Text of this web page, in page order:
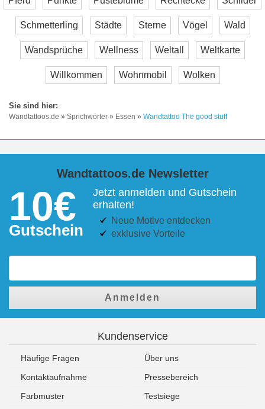
Schmetterling Städte Sterne Vögel Wald
Wandsprüche Wellness Weltall Weltkarte
Willkommen Wohnmobil Wolken
Wandtattoos.de » Sprichwörter » Essen » Wandtattoo The good stuff
Wandtattoos.de Newsletter
10€
Gutschein
Jetzt anmelden und Gutschein
erhalten!
Neue Motive entdecken
exklusive Vorteile
Anmelden
Kundenservice
Häufige Fragen
Über uns
Kontaktaufnahme
Pressebereich
Farbmuster
Testsiege